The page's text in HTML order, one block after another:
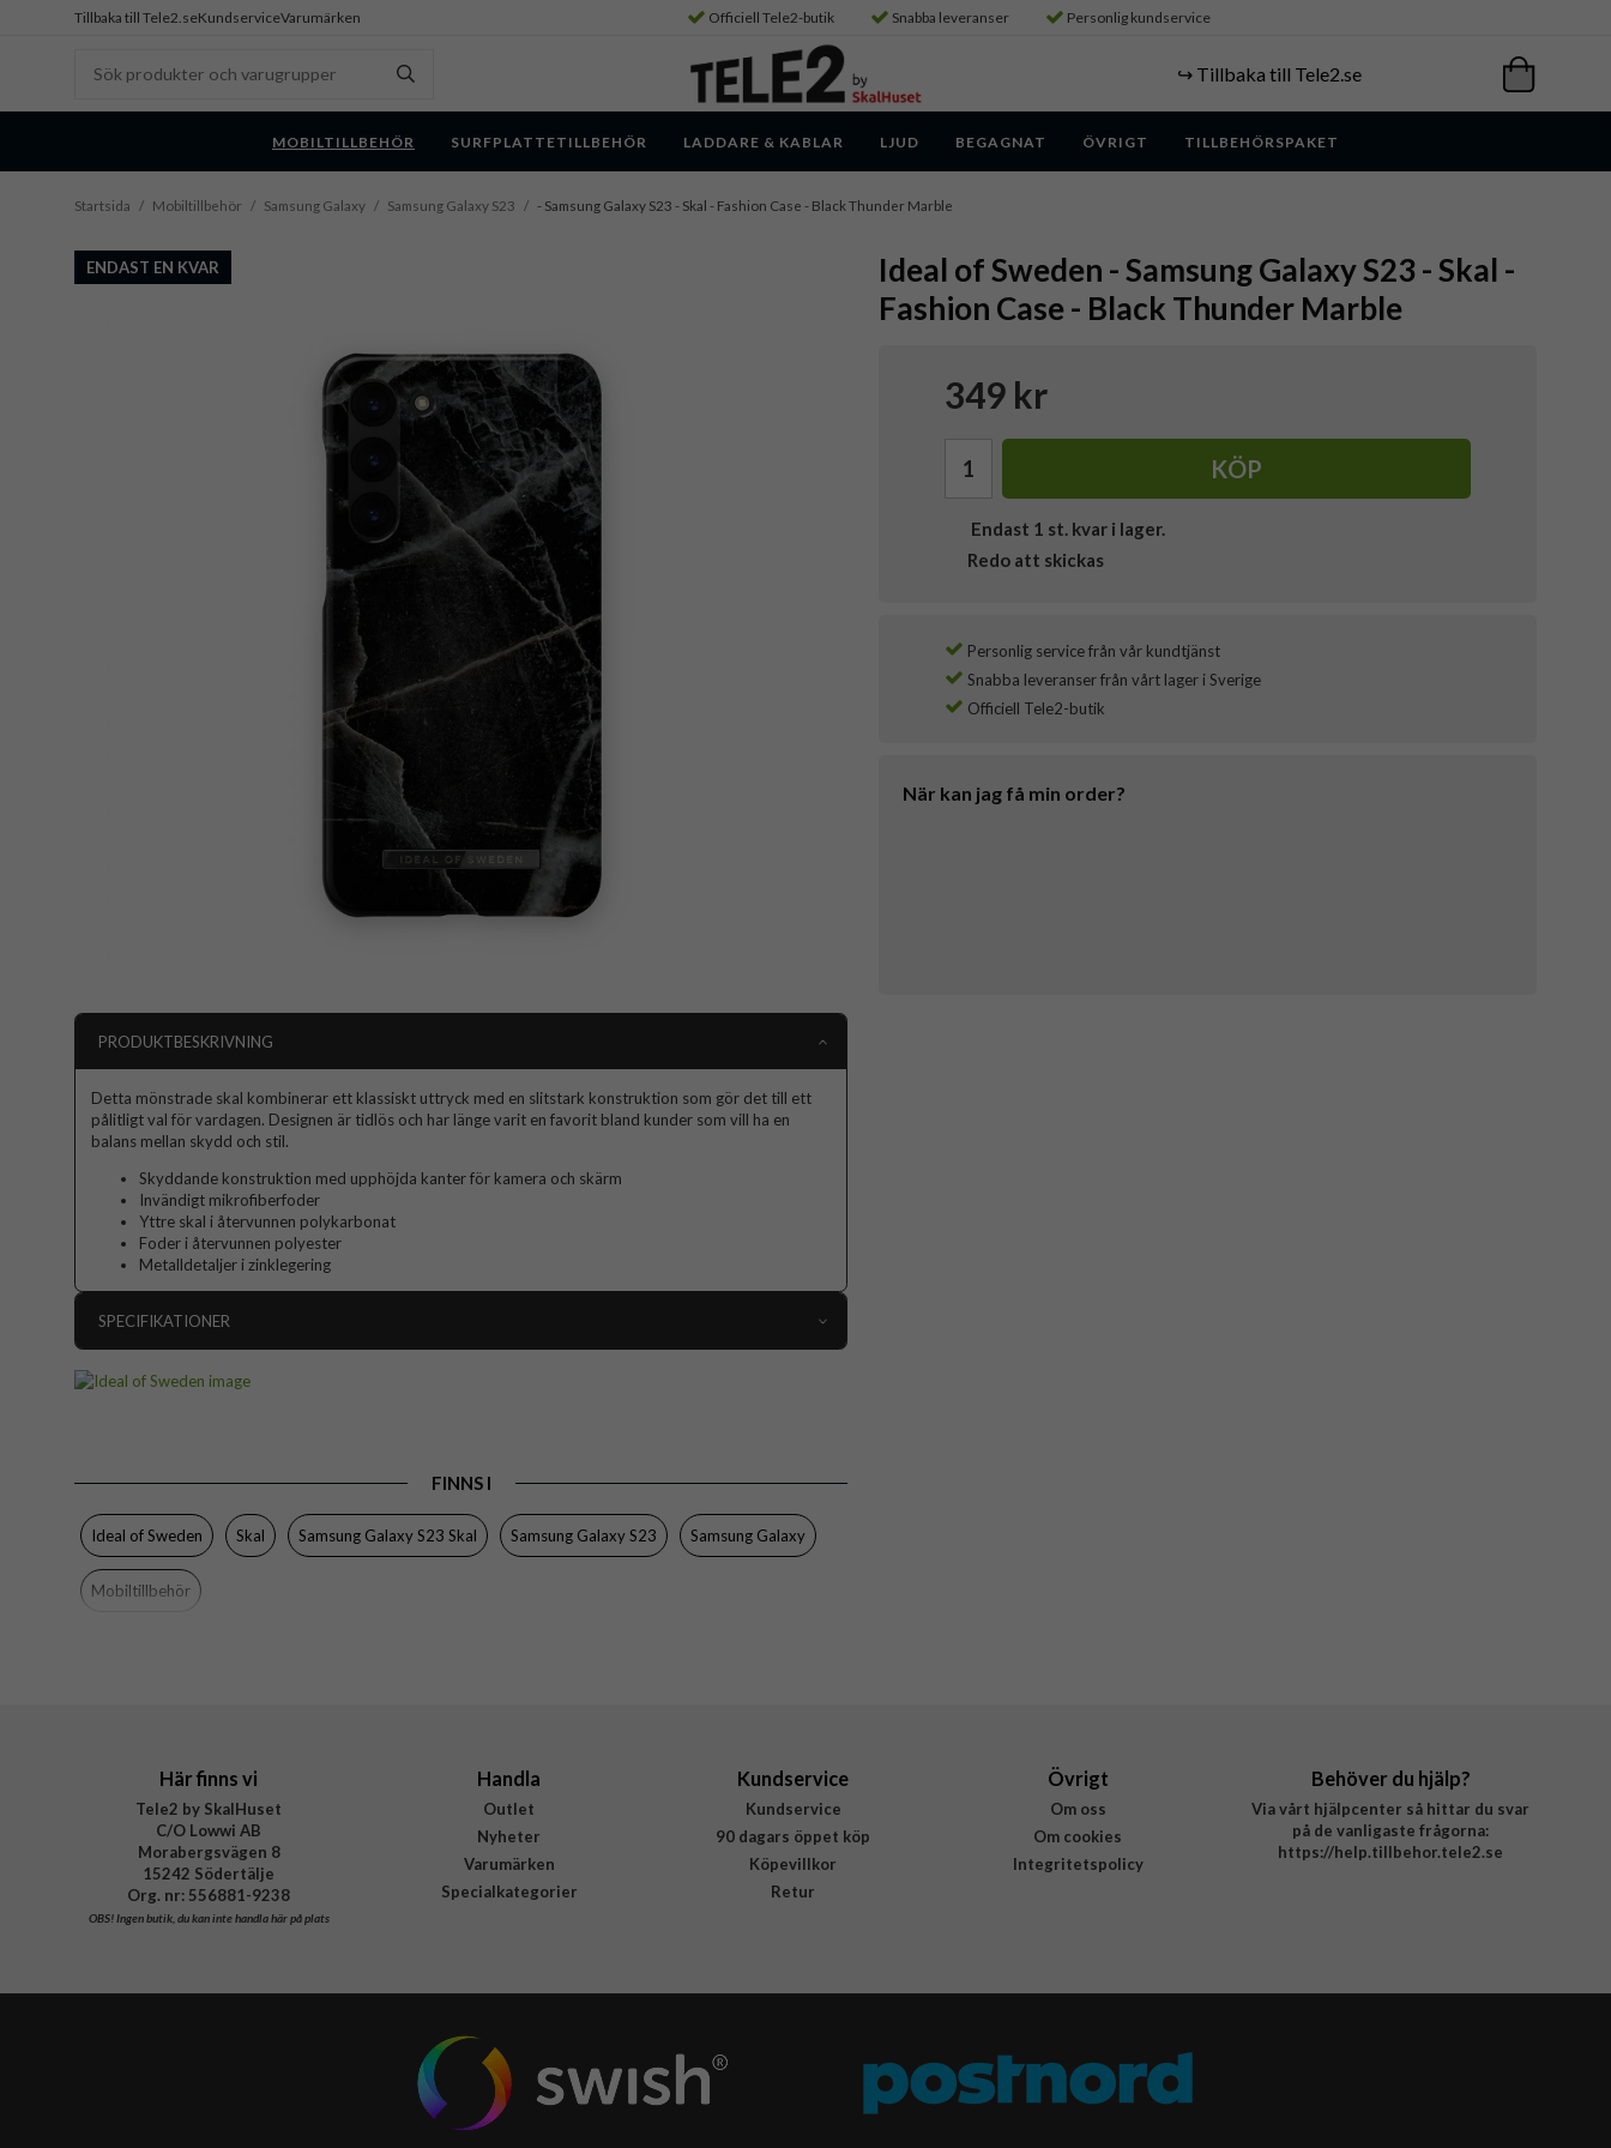
Tillbaka till Tele2.seKundserviceVarumärken Officiell Tele2-butik Snabba leveranser Personlig kundservice
↪️ Tillbaka till Tele2.se
MOBILTILLBEHÖR SURFPLATTETILLBEHÖR LADDARE & KABLAR LJUD BEGAGNAT ÖVRIGT TILLBEHÖRSPAKET
Startsida / Mobiltillbehör / Samsung Galaxy / Samsung Galaxy S23 / - Samsung Galaxy S23 - Skal - Fashion Case - Black Thunder Marble
ENDAST EN KVAR
Ideal of Sweden - Samsung Galaxy S23 - Skal -
Fashion Case - Black Thunder Marble
349 kr
KÖP
Endast 1 st. kvar i lager.
Redo att skickas
Personlig service från vår kundtjänst
Snabba leveranser från vårt lager i Sverige
Officiell Tele2-butik
När kan jag få min order?
PRODUKTBESKRIVNING
Detta mönstrade skal kombinerar ett klassiskt uttryck med en slitstark konstruktion som gör det till ett
pålitligt val för vardagen. Designen är tidlös och har länge varit en favorit bland kunder som vill ha en
balans mellan skydd och stil.
Skyddande konstruktion med upphöjda kanter för kamera och skärm
Invändigt mikrofiberfoder
Yttre skal i återvunnen polykarbonat
Foder i återvunnen polyester
Metalldetaljer i zinklegering
SPECIFIKATIONER
Egenskaper
Trådlös laddning-kompatibel
Färg
Flerfärgad
Material
Hårdplast (PC)
Varumärke
FINNS I
Ideal of Sweden Skal Samsung Galaxy S23 Skal Samsung Galaxy S23 Samsung Galaxy
Mobiltillbehör
Här finns vi
Tele2 by SkalHuset
C/O Lowwi AB
Morabergsvägen 8
15242 Södertälje
Org. nr: 556881-9238
OBS!Ingen butik, du kan inte handla här på plats
Handla
Outlet
Nyheter
Varumärken
Specialkategorier
Kundservice
Kundservice
90 dagars öppet köp
Köpevillkor
Retur
Övrigt
Om oss
Om cookies
Integritetspolicy
Behöver du hjälp?
Via vårt hjälpcenter så hittar du svar
på de vanligaste frågorna:
https://help.tillbehor.tele2.se